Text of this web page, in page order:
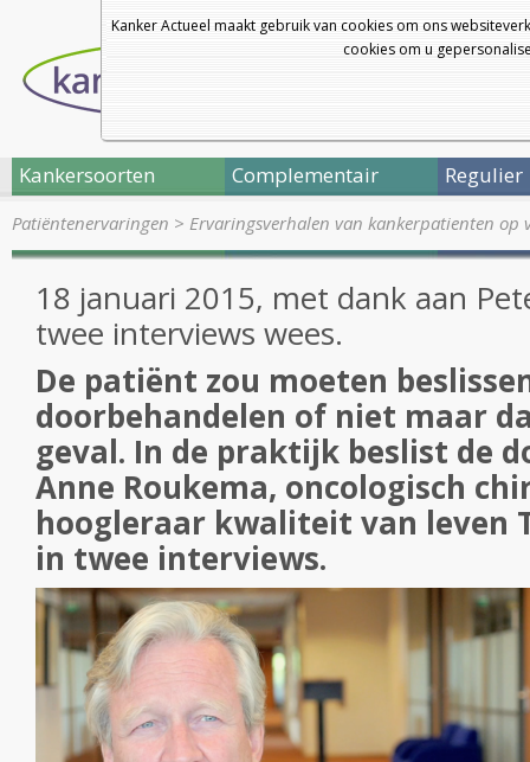
Kanker Actueel maakt gebruik van cookies om ons
cookies om u
Kankersoorten Complementair Regulier
Patiëntenervaringen > Ervaringsverhalen van kankerpatienten op
18 januari 2015, met dank aan
twee interviews wees.
De patiënt zou moeten
doorbehandelen of niet maar
geval. In de praktijk beslist de
Anne Roukema, oncologisch
hoogleraar kwaliteit van leven
in twee interviews.